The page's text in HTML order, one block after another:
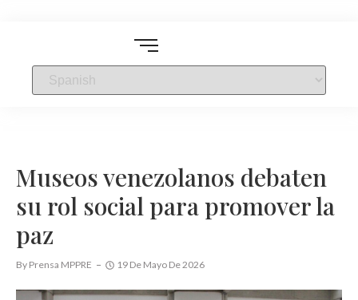
Museos venezolanos debaten
su rol social para promover la
paz
By Prensa MPPRE 19 De Mayo De 2026